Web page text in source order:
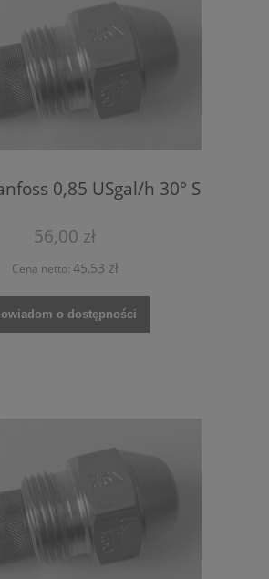
0,85 USgal/h 30° S
56,00 zł
Cena netto: 45,53 zł
o dostępności